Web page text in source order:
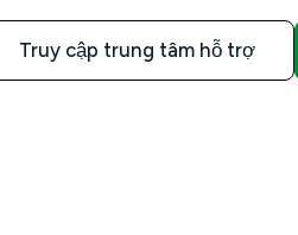
Truy cập trung tâm hỗ trợ